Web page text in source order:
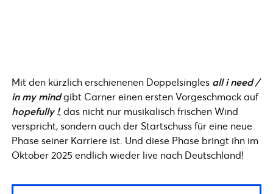
Mit den kürzlich erschienenen Doppelsingles all i need /
in my mindgibt Carner einen ersten Vorgeschmack auf
hopefully !, das nicht nur musikalisch frischen Wind
verspricht, sondern auch der Startschuss für eine neue
Phase seiner Karriere ist. Und diese Phase bringt ihn im
Oktober 2025 endlich wieder live nach Deutschland!